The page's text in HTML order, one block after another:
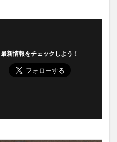
最新情報をチェックしよう！